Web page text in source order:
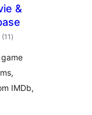
&
(11 مجموعی
درجہ
)
IMDb,